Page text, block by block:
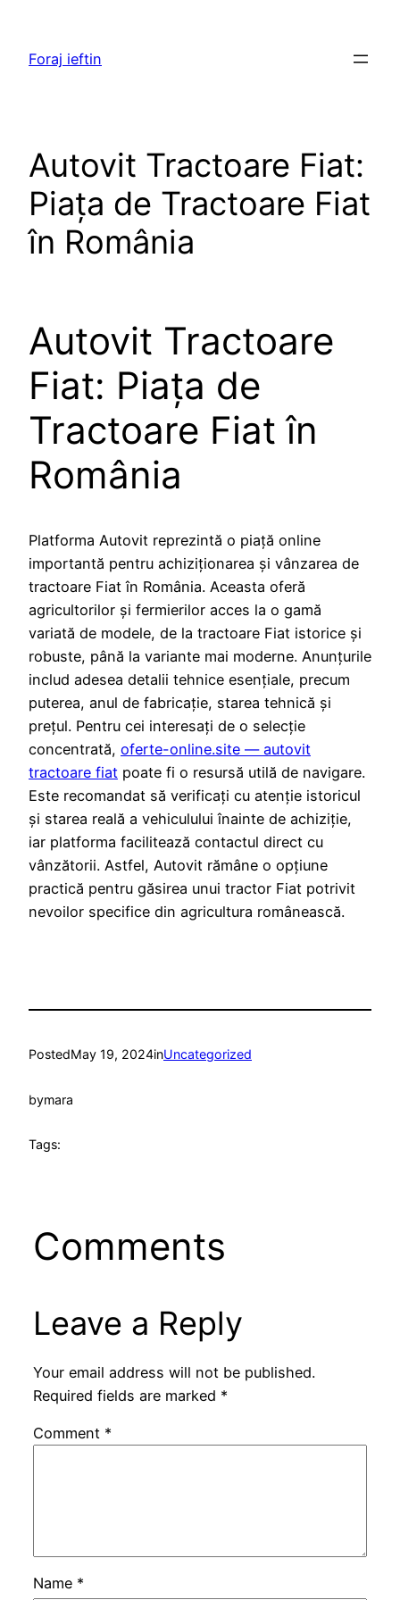
content
Foraj ieftin
Autovit Tractoare Fiat:
Piața de Tractoare Fiat
în România
Autovit Tractoare
Fiat: Piața de
Tractoare Fiat în
România
Platforma Autovit reprezintă o piață online
importantă pentru achiziționarea și vânzarea de
tractoare Fiat în România. Aceasta oferă
agricultorilor și fermierilor acces la o gamă
variată de modele, de la tractoare Fiat istorice și
robuste, până la variante mai moderne. Anunțurile
includ adesea detalii tehnice esențiale, precum
puterea, anul de fabricație, starea tehnică și
prețul. Pentru cei interesați de o selecție
concentrată, oferte-online.site — autovit
tractoare fiat poate fi o resursă utilă de navigare.
Este recomandat să verificați cu atenție istoricul
și starea reală a vehiculului înainte de achiziție,
iar platforma facilitează contactul direct cu
vânzătorii. Astfel, Autovit rămâne o opțiune
practică pentru găsirea unui tractor Fiat potrivit
nevoilor specifice din agricultura românească.
PostedMay 19, 2024inUncategorized
bymara
Tags:
Comments
Leave a Reply
Your email address will not be published.
Required fields are marked *
Comment *
Name *